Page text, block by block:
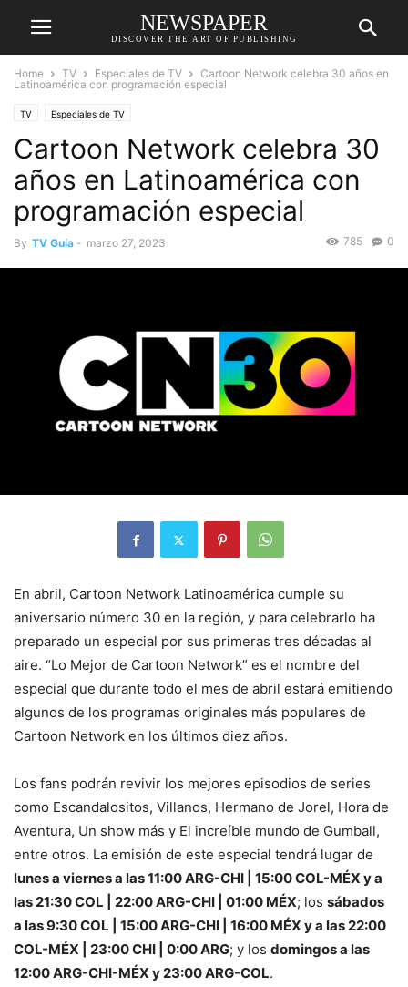
NEWSPAPER
DISCOVER THE ART OF PUBLISHING
Home TV Especiales de TV
Cartoon Network celebra 30 años en
Latinoamérica con programación especial
TV Especiales de TV
Cartoon Network celebra 30
años en Latinoamérica con
programación especial
By TV Guía - marzo 27, 2023 0
785
En abril, Cartoon Network Latinoamérica cumple su
aniversario número 30 en la región, y para celebrarlo ha
preparado un especial por sus primeras tres décadas al
aire. “Lo Mejor de Cartoon Network” es el nombre del
especial que durante todo el mes de abril estará emitiendo
algunos de los programas originales más populares de
Cartoon Network en los últimos diez años.
Los fans podrán revivir los mejores episodios de series
como Escandalositos, Villanos, Hermano de Jorel, Hora de
Aventura, Un show más y El increíble mundo de Gumball,
entre otros. La emisión de este especial tendrá lugar de
lunes a viernes a las 11:00 ARG-CHI | 15:00 COL-MÉX y a
las 21:30 COL | 22:00 ARG-CHI | 01:00 MÉX; los sábados
a las 9:30 COL | 15:00 ARG-CHI | 16:00 MÉX y a las 22:00
COL-MÉX | 23:00 CHI | 0:00 ARG; y los domingos a las
12:00 ARG-CHI-MÉX y 23:00 ARG-COL.